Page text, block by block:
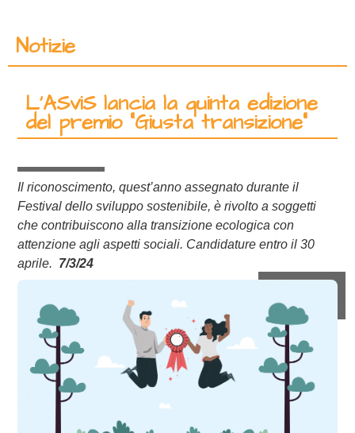
Notizie
L’ASviS lancia la quinta edizione
del premio “Giusta transizione”
Il riconoscimento, quest’anno assegnato durante il
Festival dello sviluppo sostenibile, è rivolto a soggetti
che contribuiscono alla transizione ecologica con
attenzione agli aspetti sociali. Candidature entro il 30
aprile. 7/3/24